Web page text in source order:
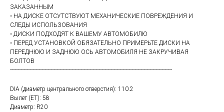
ЗАКАЗАННЫМ
• НА ДИСКЕ ОТСУТСТВУЮТ МЕХАНИЧЕСКИЕ ПОВРЕЖДЕНИЯ И
СЛЕДЫ ИСПОЛЬЗОВАНИЯ
• ДИСКИ ПОДХОДЯТ К ВАШЕМУ АВТОМОБИЛЮ
• ПЕРЕД УСТАНОВКОЙ ОБЯЗАТЕЛЬНО ПРИМЕРЬТЕ ДИСКИ НА
ПЕРЕДНЮЮ И ЗАДНЮЮ ОСЬ АВТОМОБИЛЯ НЕ ЗАКРУЧИВАЯ
БОЛТОВ
------------------------------------------------------------------------------------------------------------
DIA (диаметр центрального отверстия): 110.2
Вылет (ET): 58
Диаметр: R20